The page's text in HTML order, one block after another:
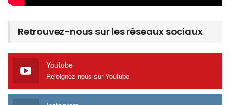
Retrouvez-nous sur les réseaux sociaux
Youtube
Rejoignez-nous sur Youtube